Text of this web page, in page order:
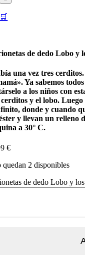
🛒
de dedo Lobo y
una vez tres
Ya sabemos
a los niños con
y el lobo.
donde y cuando
y llevan un relleno
a 30° C.
€
quedan 2 disponibles
de dedo Lobo y